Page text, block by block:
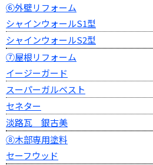
⑥外壁リフォーム
シャインウォールS1型
シャインウォールS2型
⑦屋根リフォーム
イージーガード
スーパーガルベスト
セネター
淡路瓦 銀古美
⑧木部専用塗料
セーフウッド